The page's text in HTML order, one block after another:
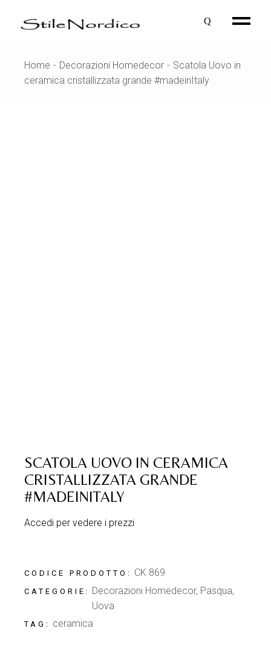
content
Home Decorazioni Homedecor
Scatola Uovo in
ceramica cristallizzata grande #madeinItaly
SCATOLA UOVO IN CERAMICA
CRISTALLIZZATA GRANDE
#MADEINITALY
Accedi per vedere i prezzi
CODICE PRODOTTO: CK 869
CATEGORIE: Decorazioni Homedecor, Pasqua,
Uova
TAG: ceramica